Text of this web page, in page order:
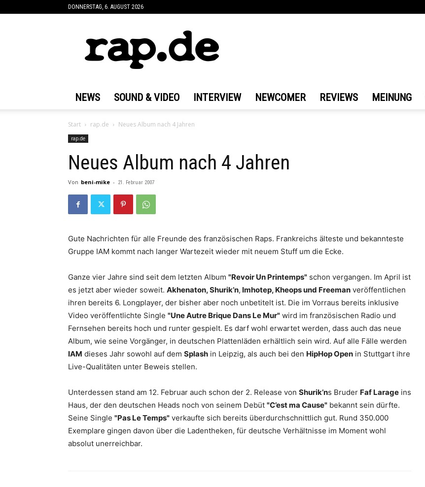
DONNERSTAG, 6. AUGUST 2026
NEWS SOUND & VIDEO INTERVIEW NEWCOMER REVIEWS MEINUNG
Start rap.de Neues Album nach 4 Jahren
rap.de
Neues Album nach 4 Jahren
Von beni-mike - 21. Februar 2007
Gute Nachrichten für alle Freunde des französischen Raps. Frankreichs älteste und bekannteste
Gruppe IAM kommt nach langer Wartezeit wieder mit neuem Stuff um die Ecke.
Ganze vier Jahre sind seit dem letzten Album "Revoir Un Printemps" schon vergangen. Im April ist
es jetzt aber wieder soweit. Akhenaton, Shurik’n, Imhotep, Kheops und Freeman veröffentlichen
ihren bereits 6. Longplayer, der bisher aber noch unbetitelt ist. Die im Vorraus bereits inklusive
Video veröffentlichte Single "Une Autre Brique Dans Le Mur" wird im französischen Radio und
Fernsehen bereits hoch und runter gespielt. Es darf wohl erwartet werden, dass auch das neue
Album, wie seine Vorgänger, in deutschen Plattenläden erhältlich sein wird. Auf alle Fälle werden
IAM dieses Jahr sowohl auf dem Splash in Leipzig, als auch bei den HipHop Open in Stuttgart ihre
Live-Qualitäten unter Beweis stellen.
Unterdessen stand am 12. Februar auch schon der 2. Release von Shurik’ns Bruder Faf Larage ins
Haus, der den deutschen Heads noch von seinem Debüt "C’est ma Cause" bekannt sein dürfte.
Seine Single "Pas Le Temps" verkaufte sich bereits überdurchschnittlich gut. Rund 350.000
Exemplare gingen davon über die Ladentheken, für deutsche Verhältnisse im Moment wohl
absolut unerreichbar.